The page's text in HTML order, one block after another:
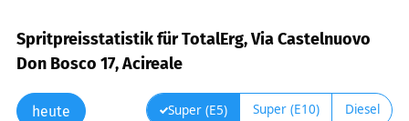
Spritpreisstatistik für TotalErg, Via Castelnuovo
Don Bosco 17, Acireale
heute Super (E5) Super (E10) Diesel